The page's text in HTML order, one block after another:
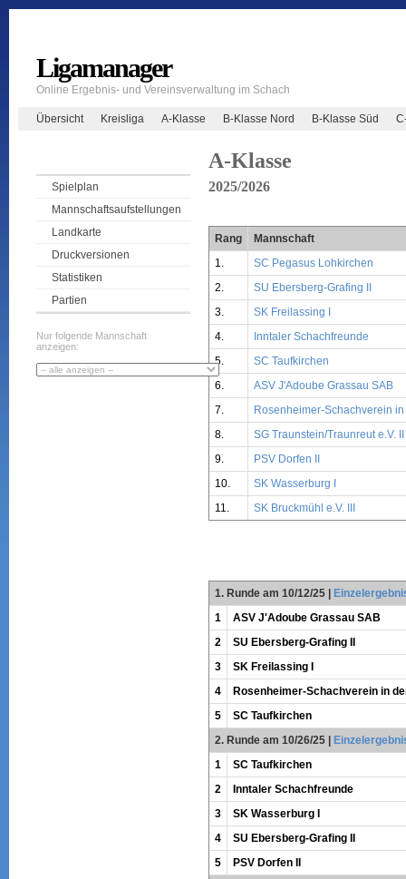
Ligamanager
Online Ergebnis- und Vereinsverwaltung im Schach
Übersicht Kreisliga A-Klasse B-Klasse Nord B-Klasse Süd
Spielplan
Mannschaftsaufstellungen
Landkarte
Druckversionen
Statistiken
Partien
Nur folgende Mannschaft
anzeigen:
A-Klasse
2025/2026
Rang
Mannschaft
1.
SC Pegasus Lohkirchen
2.
SU Ebersberg-Grafing II
3.
SK Freilassing I
4.
Inntaler Schachfreunde
5.
SC Taufkirchen
6.
ASV J'Adoube Grassau SAB
7.
Rosenheimer-Schachverein in
8.
SG Traunstein/Traunreut e.V. II
9.
PSV Dorfen II
10.
SK Wasserburg I
11.
SK Bruckmühl e.V. III
1. Runde am 10/12/25|
1
ASV J'Adoube Grassau SAB
2
SU Ebersberg-Grafing II
3
SK Freilassing I
4
Rosenheimer-Schachverein in
5
SC Taufkirchen
2. Runde am 10/26/25|
1
SC Taufkirchen
2
Inntaler Schachfreunde
3
SK Wasserburg I
4
SU Ebersberg-Grafing II
5
PSV Dorfen II